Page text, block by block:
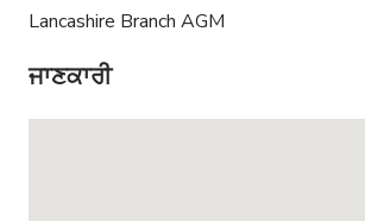
Lancashire Branch AGM
ਜਾਣਕਾਰੀ